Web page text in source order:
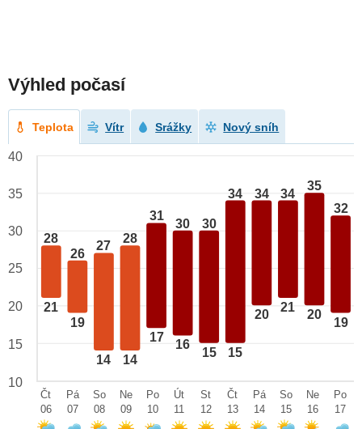
Výhled počasí
Teplota Vítr Srážky Nový sníh
28
21
26
19
27
14
28
14
31
17
30
16
30
15
34
15
34
20
34
21
35
20
32
19
40
35
30
25
20
15
10
Čt
06
Pá
07
So
08
Ne
09
Po
10
Út
11
St
12
Čt
13
Pá
14
So
15
Ne
16
Po
17